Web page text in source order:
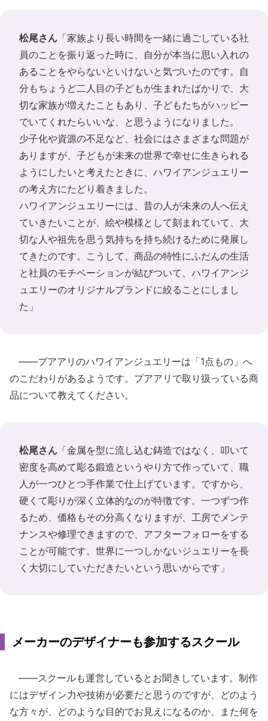
松尾さん 「家族より長い時間を一緒に過ごしている社
員のことを振り返った時に、自分が本当に思い入れの
あることをやらないといけないと気づいたのです。自
分もちょうど二人目の子どもが生まれたばかりで、大
切な家族が増えたこともあり、子どもたちがハッピー
でいてくれたらいいな、と思うようになりました。
少子化や資源の不足など、社会にはさまざまな問題が
ありますが、子どもが未来の世界で幸せに生きられる
ようにしたいと考えたときに、ハワイアンジュエリー
の考え方にたどり着きました。
ハワイアンジュエリーには、昔の人が未来の人へ伝え
ていきたいことが、絵や模様として刻まれていて、大
切な人や祖先を思う気持ちを持ち続けるために発展し
てきたのです。こうして、商品の特性にふだんの生活
と社員のモチベーションが結びついて、ハワイアンジ
ュエリーのオリジナルブランドに絞ることにしまし
た」
――プアアリのハワイアンジュエリーは「1点もの」へ
のこだわりがあるようです。プアアリで取り扱っている商
品について教えてください。
松尾さん 「金属を型に流し込む鋳造ではなく、叩いて
密度を高めて彫る鍛造というやり方で作っていて、職
人が一つひとつ手作業で仕上げています。ですから、
硬くて彫りが深く立体的なのが特徴です。一つずつ作
るため、価格もその分高くなりますが、工房でメンテ
ナンスや修理できますので、アフターフォローをする
ことが可能です。世界に一つしかないジュエリーを長
く大切にしていただきたいという思いからです」
メーカーのデザイナーも参加するスクール
――スクールも運営しているとお聞きしています。制作
にはデザイン力や技術が必要だと思うのですが、どのよう
な方々が、どのような目的でお見えになるのか、また何を